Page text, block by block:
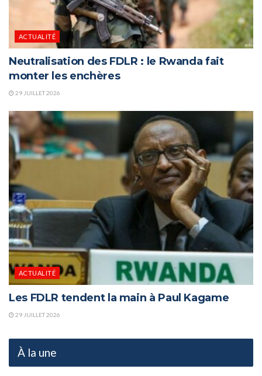
ACTUALITÉ
Neutralisation des FDLR : le Rwanda fait
monter les enchères
29 JUILLET 2026
ACTUALITÉ
Les FDLR tendent la main à Paul Kagame
29 JUILLET 2026
À la une